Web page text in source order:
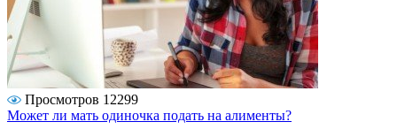
Просмотров 12299
Может ли мать одиночка подать на алименты?